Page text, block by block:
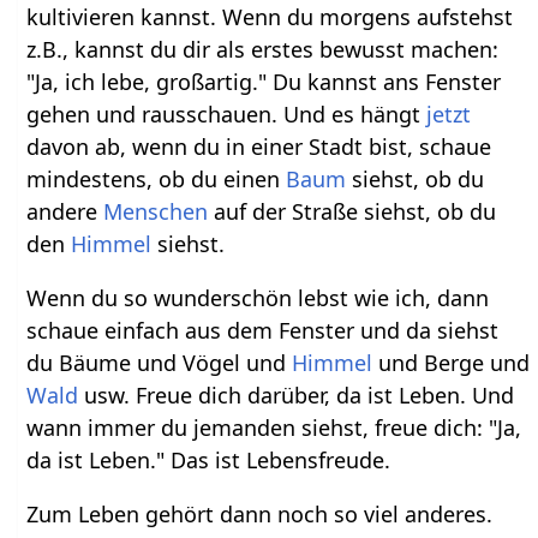
kultivieren kannst. Wenn du morgens aufstehst
z.B., kannst du dir als erstes bewusst machen:
"Ja, ich lebe, großartig." Du kannst ans Fenster
gehen und rausschauen. Und es hängt jetzt
davon ab, wenn du in einer Stadt bist, schaue
mindestens, ob du einen Baum siehst, ob du
andere Menschen auf der Straße siehst, ob du
den Himmel siehst.
Wenn du so wunderschön lebst wie ich, dann
schaue einfach aus dem Fenster und da siehst
du Bäume und Vögel und Himmel und Berge und
Wald usw. Freue dich darüber, da ist Leben. Und
wann immer du jemanden siehst, freue dich: "Ja,
da ist Leben." Das ist Lebensfreude.
Zum Leben gehört dann noch so viel anderes.